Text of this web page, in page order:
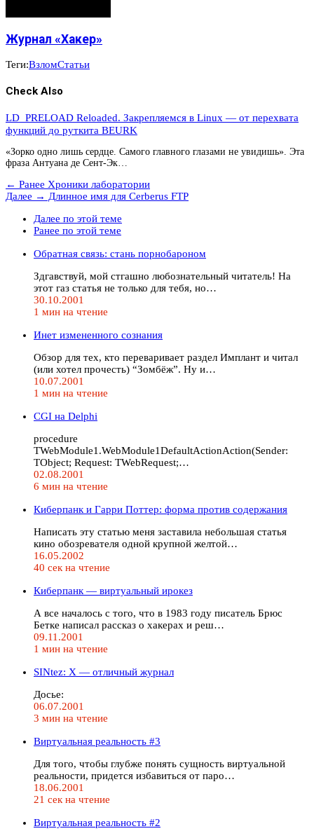
Журнал «Хакер»
Теги:ВзломСтатьи
Check Also
LD_PRELOAD Reloaded. Закрепляемся в Linux — от перехвата
функций до руткита BEURK
«Зорко одно лишь сердце. Самого главного глазами не увидишь». Эта
фраза Антуана де Сент-Эк…
← Ранее Хроники лаборатории
Далее → Длинное имя для Cerberus FTP
Далее по этой теме
Ранее по этой теме
Обратная связь: стань порнобароном
Здгавствуй, мой стгашно любознательный читатель! На
этот газ статья не только для тебя, но…
30.10.2001
1 мин на чтение
Инет измененного сознания
Обзор для тех, кто переваривает раздел Имплант и читал
(или хотел прочесть) “Зомбёж”. Ну и…
10.07.2001
1 мин на чтение
CGI на Delphi
procedure
TWebModule1.WebModule1DefaultActionAction(Sender:
TObject; Request: TWebRequest;…
02.08.2001
6 мин на чтение
Киберпанк и Гарри Поттер: форма против содержания
Написать эту статью меня заставила небольшая статья
кино обозревателя одной крупной желтой…
16.05.2002
40 сек на чтение
Киберпанк — виртуальный ирокез
А все началось с того, что в 1983 году писатель Брюс
Бетке написал рассказ о хакерах и реш…
09.11.2001
1 мин на чтение
SINtez: X — отличный журнал
Досье:
06.07.2001
3 мин на чтение
Виртуальная реальность #3
Для того, чтобы глубже понять сущность виртуальной
реальности, придется избавиться от паро…
18.06.2001
21 сек на чтение
Виртуальная реальность #2